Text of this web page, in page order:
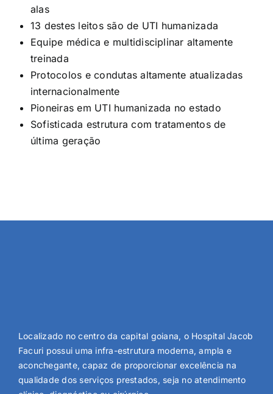
alas
13 destes leitos são de UTI humanizada
Equipe médica e multidisciplinar altamente
treinada
Protocolos e condutas altamente atualizadas
internacionalmente
Pioneiras em UTI humanizada no estado
Sofisticada estrutura com tratamentos de
última geração
Localizado no centro da capital goiana, o Hospital Jacob
Facuri possui uma infra-estrutura moderna, ampla e
aconchegante, capaz de proporcionar excelência na
qualidade dos serviços prestados, seja no atendimento